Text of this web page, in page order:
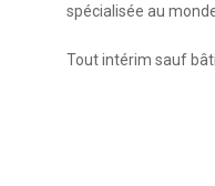
spécialisée au
Tout intérim sauf